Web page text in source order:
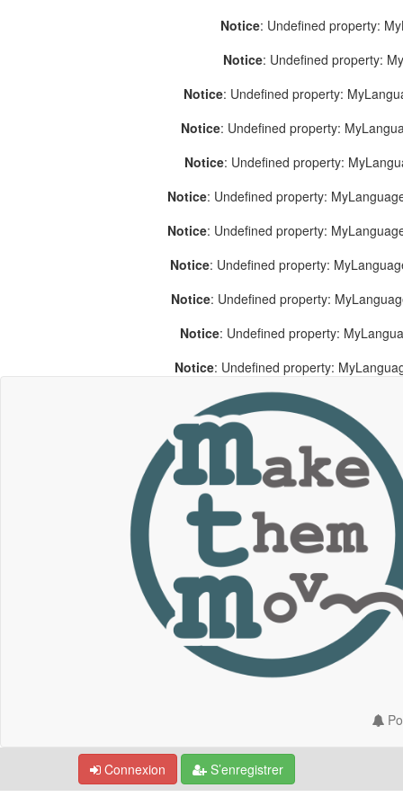
Notice: Undefined property:
Notice: Undefined property:
Notice: Undefined property:
Notice: Undefined property:
Notice: Undefined property:
Notice: Undefined property:
Notice: Undefined property:
Notice: Undefined property:
Notice: Undefined property:
Notice: Undefined property:
Notice: Undefined property:
Connexion S’enregistrer